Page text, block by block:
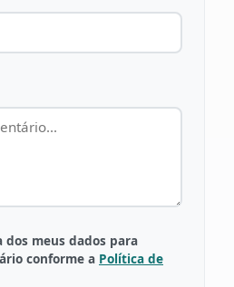
dos meus dados para
conforme a Política de